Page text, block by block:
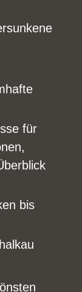
für
bis